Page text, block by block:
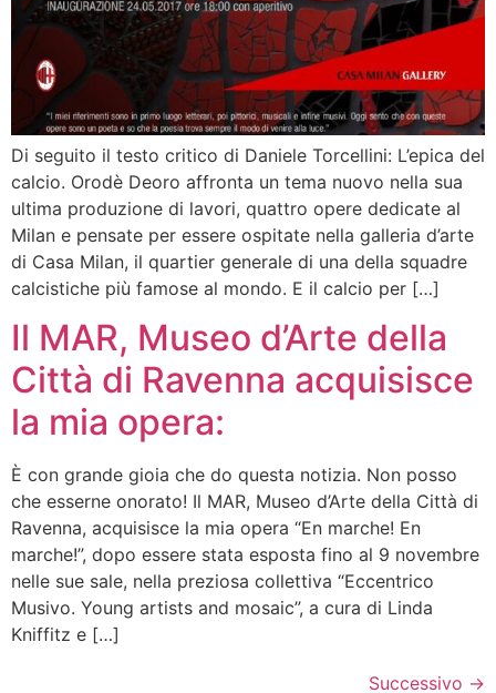
Di seguito il testo critico di Daniele Torcellini: L’epica del
calcio. Orodè Deoro affronta un tema nuovo nella sua
ultima produzione di lavori, quattro opere dedicate al
Milan e pensate per essere ospitate nella galleria d’arte
di Casa Milan, il quartier generale di una della squadre
calcistiche più famose al mondo. E il calcio per […]
Il MAR, Museo d’Arte della
Città di Ravenna acquisisce
la mia opera:
È con grande gioia che do questa notizia. Non posso
che esserne onorato! Il MAR, Museo d’Arte della Città di
Ravenna, acquisisce la mia opera “En marche! En
marche!”, dopo essere stata esposta fino al 9 novembre
nelle sue sale, nella preziosa collettiva “Eccentrico
Musivo. Young artists and mosaic”, a cura di Linda
Kniffitz e […]
Successivo →